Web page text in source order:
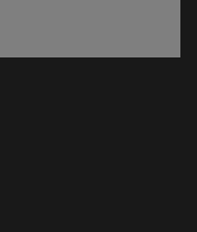
nueva ventana)
ventana)